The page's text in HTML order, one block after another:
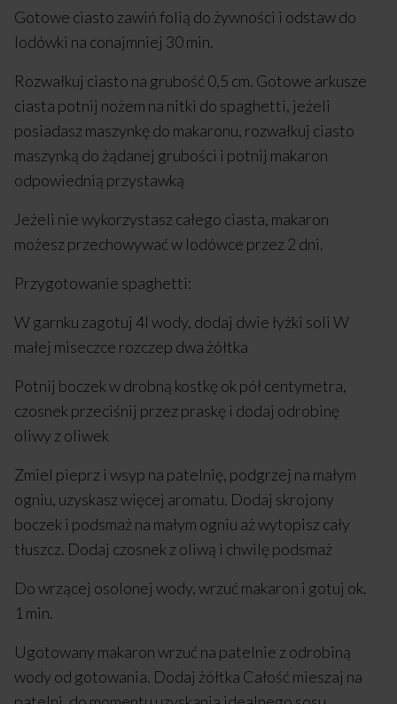
Gotowe ciasto zawiń folią do żywności i odstaw do
lodówki na conajmniej 30 min.
Rozwałkuj ciasto na grubość 0,5 cm. Gotowe arkusze
ciasta potnij nożem na nitki do spaghetti, jeżeli
posiadasz maszynkę do makaronu, rozwałkuj ciasto
maszynką do żądanej grubości i potnij makaron
odpowiednią przystawką
Jeżeli nie wykorzystasz całego ciasta, makaron
możesz przechowywać w lodówce przez 2 dni.
Przygotowanie spaghetti:
W garnku zagotuj 4l wody, dodaj dwie łyżki soli W
małej miseczce rozczep dwa żółtka
Potnij boczek w drobną kostkę ok pół centymetra,
czosnek przeciśnij przez praskę i dodaj odrobinę
oliwy z oliwek
Zmiel pieprz i wsyp na patelnię, podgrzej na małym
ogniu, uzyskasz więcej aromatu. Dodaj skrojony
boczek i podsmaż na małym ogniu aż wytopisz cały
tłuszcz. Dodaj czosnek z oliwą i chwilę podsmaż
Do wrzącej osolonej wody, wrzuć makaron i gotuj ok.
1 min.
Ugotowany makaron wrzuć na patelnie z odrobiną
wody od gotowania. Dodaj żółtka Całość mieszaj na